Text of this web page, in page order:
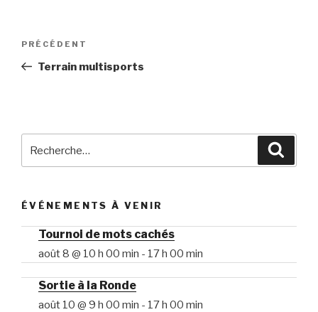
Navigation
l’article
Article
précédent
PRÉCÉDENT
Terrain multisports
pour
ÉVÉNEMENTS À VENIR
Tournoi de mots cachés
août 8 @ 10 h 00 min - 17 h 00 min
Sortie à la Ronde
août 10 @ 9 h 00 min - 17 h 00 min